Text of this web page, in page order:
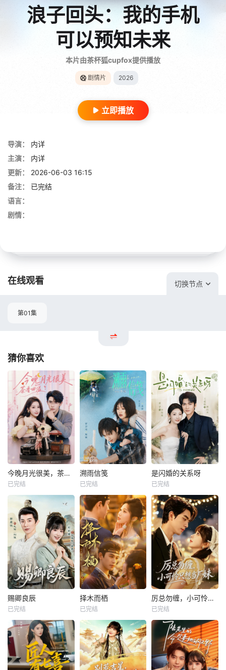
浪子回头：我的手机
可以预知未来
本片由茶杯狐cupfox提供播放
剧情片 2026
立即播放
导演：
内详
主演：
内详
更新：
2026-06-03 16:15
备注：
已完结
语言：
剧情：
在线观看 切换节点
第01集
猜你喜欢
今晚月光很美，茶香四溢
已完结
溯雨信笺
已完结
是闪婚的关系呀
已完结
赐卿良辰
已完结
择木而栖
已完结
厉总勿缠，小可怜只想当厂妹
已完结